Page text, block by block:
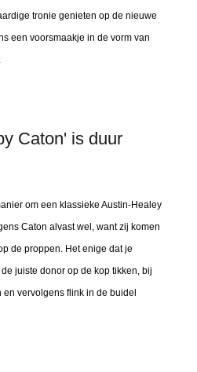
tronie genieten op de nieuwe
een voorsmaakje in de vorm van
Caton' is duur
om een klassieke Austin-Healey
Caton alvast wel, want zij komen
de proppen. Het enige dat je
juiste donor op de kop tikken, bij
vervolgens flink in de buidel